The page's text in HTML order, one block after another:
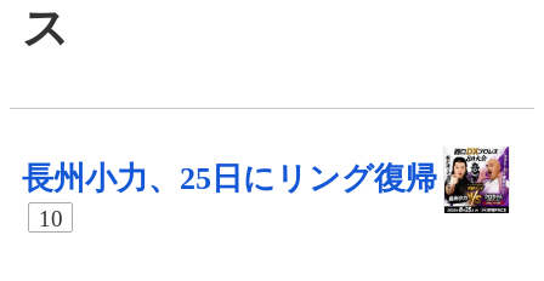
ス
長州小力、25日にリング復帰
10